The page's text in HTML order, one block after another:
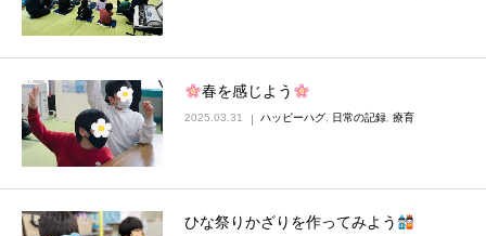
春を感じよう
2025.03.31 ハッピーハグ, 日常の記録, 療育
ひな祭りかざりを作ってみよう